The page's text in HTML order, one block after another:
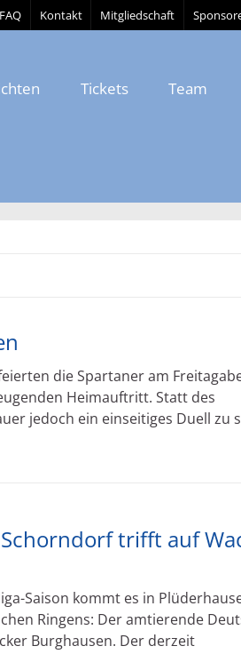
FAQ Kontakt Mitgliedschaft
Tickets Team
die Spartaner am
Heimauftritt. Statt des
jedoch ein einseitiges Duell zu
trifft auf
Saison kommt es in
Ringens: Der amtierende
Burghausen. Der derzeit